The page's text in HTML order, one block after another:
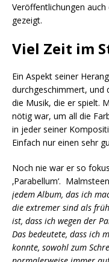
Veröffentlichungen
gezeigt.
Viel Zeit im
Ein Aspekt seiner
durchgeschimmert, und
die Musik, die er spielt.
nötig war, um all die
in jeder seiner
Einfach nur einen sehr
Noch nie war er so
‚Parabellum‘.
jedem Album, das ich
die extremer sind als
ist, dass ich wegen der
Das bedeutete, dass ich
konnte, sowohl zum